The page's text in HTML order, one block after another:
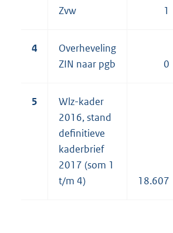
Zvw
1
4
Overheveling
ZIN naar pgb
0
5
Wlz-kader
2016, stand
definitieve
kaderbrief
2017 (som 1
t/m 4)
18.607